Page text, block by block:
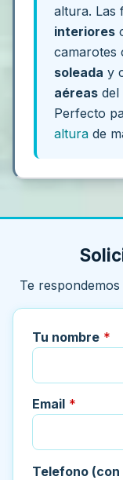
altura. Las
interiores
camarotes
soleada y
aéreas del
Perfecto
altura de
Te
Tu nombre *
Email *
Telefono (con